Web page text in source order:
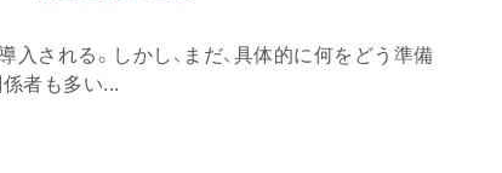
入される。しかし、まだ、具体的に何をどう準備
者も多い...